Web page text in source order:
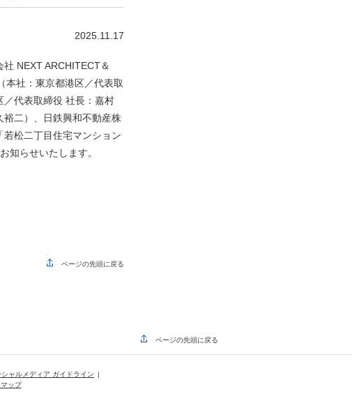
2025.11.17
NEXT ARCHITECT＆
本社：東京都港区／代表取
代表取締役 社長：嘉村
二）、日鉄興和不動産株
松二丁目住宅マンション
知らせいたします。
ページの先頭に戻る
ページの先頭に戻る
シャルメディア ガイドライン
ップ